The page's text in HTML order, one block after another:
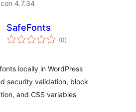
4.7.34
SafeFonts
(0total
de
)
locally in WordPress
security validation, block
and CSS variables